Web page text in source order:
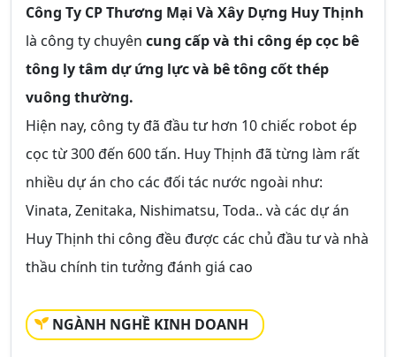
Công Ty CP Thương Mại Và Xây Dựng Huy Thịnh
là công ty chuyên cung cấp và thi công ép cọc bê
tông ly tâm dự ứng lực và bê tông cốt thép
vuông thường.
Hiện nay, công ty đã đầu tư hơn 10 chiếc robot ép
cọc từ 300 đến 600 tấn. Huy Thịnh đã từng làm rất
nhiều dự án cho các đối tác nước ngoài như:
Vinata, Zenitaka, Nishimatsu, Toda.. và các dự án
Huy Thịnh thi công đều được các chủ đầu tư và nhà
thầu chính tin tưởng đánh giá cao
NGÀNH NGHỀ KINH DOANH